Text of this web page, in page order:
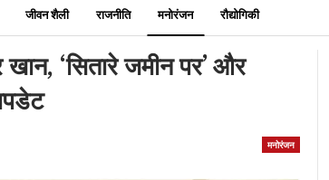
जीवन शैली राजनीति मनोरंजन रौद्योगिकी
‘सितारे जमीन पर’ और
मनोरंजन
फेस्टिव सीजन में स्मार्टफोन